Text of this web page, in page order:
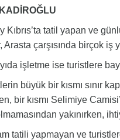
Kıbrıs’ta tatil yapan ve
Arasta çarşısında birçok iş
işletme ise turistlere
büyük bir kısmı sınır
bir kısmı Selimiye
yakınırken,
tatili yapmayan ve